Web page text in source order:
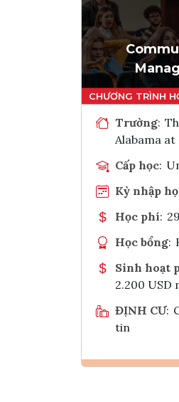
Trường:
Alabama
Cấp học:
Kỳ nhập
Học phí:
Học bổng:
Sinh hoạt
2.200 USD
ĐỊNH CƯ:
tin